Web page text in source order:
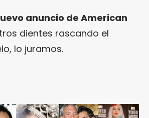
anuncio de American
dientes rascando el
lo juramos.